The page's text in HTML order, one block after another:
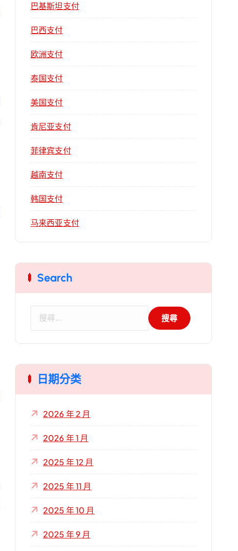
巴基斯坦支付
巴西支付
欧洲支付
泰国支付
美国支付
肯尼亚支付
菲律宾支付
越南支付
韩国支付
马来西亚支付
Search
字
:
日期分类
2026 年 2 月
2026 年 1 月
2025 年 12 月
2025 年 11 月
2025 年 10 月
2025 年 9 月